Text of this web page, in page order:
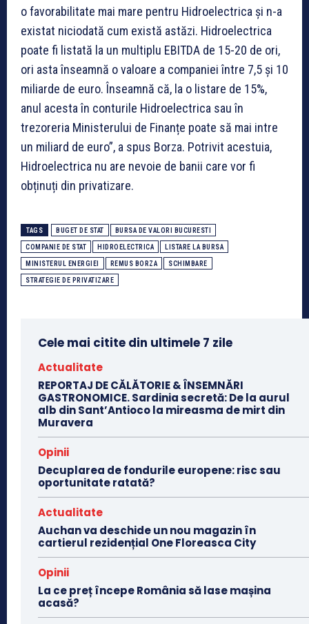
o favorabilitate mai mare pentru Hidroelectrica și n-a
existat niciodată cum există astăzi. Hidroelectrica
poate fi listată la un multiplu EBITDA de 15-20 de ori,
ori asta înseamnă o valoare a companiei între 7,5 și 10
miliarde de euro. Înseamnă că, la o listare de 15%,
anul acesta în conturile Hidroelectrica sau în
trezoreria Ministerului de Finanțe poate să mai intre
un miliard de euro”, a spus Borza. Potrivit acestuia,
Hidroelectrica nu are nevoie de banii care vor fi
obținuți din privatizare.
TAGS BUGET DE STAT BURSA DE VALORI BUCURESTI
COMPANIE DE STAT HIDROELECTRICA LISTARE LA BURSA
MINISTERUL ENERGIEI REMUS BORZA SCHIMBARE
STRATEGIE DE PRIVATIZARE
Cele mai citite din ultimele 7 zile
Actualitate
REPORTAJ DE CĂLĂTORIE & ÎNSEMNĂRI
GASTRONOMICE. Sardinia secretă: De la aurul
alb din Sant’Antioco la mireasma de mirt din
Muravera
Opinii
Decuplarea de fondurile europene: risc sau
oportunitate ratată?
Actualitate
Auchan va deschide un nou magazin în
cartierul rezidențial One Floreasca City
Opinii
La ce preț începe România să lase mașina
acasă?